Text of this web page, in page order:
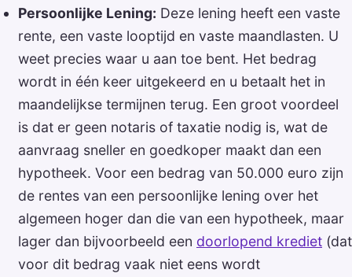
Persoonlijke Lening: Deze lening heeft een vaste
rente, een vaste looptijd en vaste maandlasten. U
weet precies waar u aan toe bent. Het bedrag
wordt in één keer uitgekeerd en u betaalt het in
maandelijkse termijnen terug. Een groot voordeel
is dat er geen notaris of taxatie nodig is, wat de
aanvraag sneller en goedkoper maakt dan een
hypotheek. Voor een bedrag van 50.000 euro zijn
de rentes van een persoonlijke lening over het
algemeen hoger dan die van een hypotheek, maar
lager dan bijvoorbeeld een doorlopend krediet(dat
voor dit bedrag vaak niet eens wordt